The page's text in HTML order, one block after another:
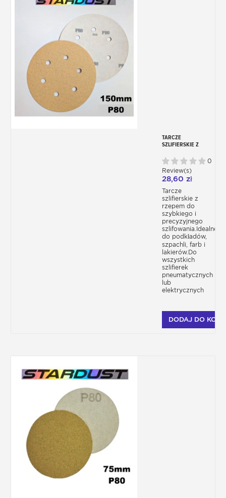
TARCZE
SZLIFIERSKIE Z
DO SZLIFIERKI –
ZESTAW 10 LUB 50
SZTUK
0
Review(s)
28,60 zł
Tarcze
szlifierskie z
rzepem do
szybkiego i
precyzyjnego
szlifowania.Idealne
do podkładów,
szpachli, farb i
lakierów.Do
wszystkich
szlifierek
pneumatycznych
lub
elektrycznych
DODAJ DO